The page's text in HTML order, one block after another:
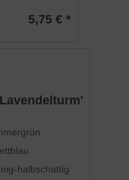
5,75 € *
halbschattig